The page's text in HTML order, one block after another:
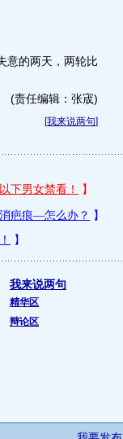
的两天，两轮比
(责任编辑：张宬)
[我来说两句]
我来说两句
精华区
辩论区